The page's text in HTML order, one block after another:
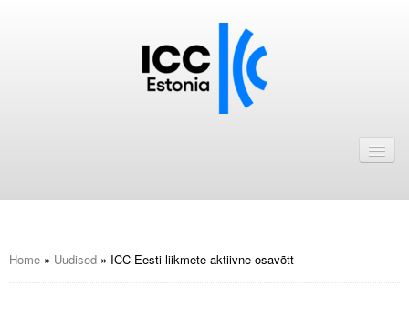
ICC Eesti liikmebaas
Home » Uudised » ICC Eesti liikmete aktiivne osavõtt